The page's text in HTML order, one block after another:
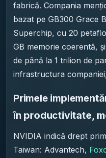
fabrică. Compania
bazat pe GB300 Grace
Superchip, cu 20
GB memorie coerentă,
de până la 1 trilion de
infrastructura
Primele
în productivitate,
NVIDIA indică drept
Taiwan: Advantech,